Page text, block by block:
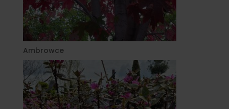
Ambrowce